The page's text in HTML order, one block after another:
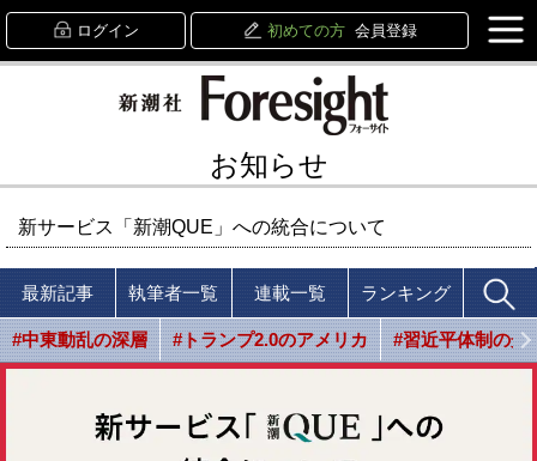
ログイン 初めての方 会員登録
お知らせ
新サービス「新潮QUE」への統合について
最新記事 執筆者一覧 連載一覧 ランキング
#中東動乱の深層 #トランプ2.0のアメリカ #習近平体制の光